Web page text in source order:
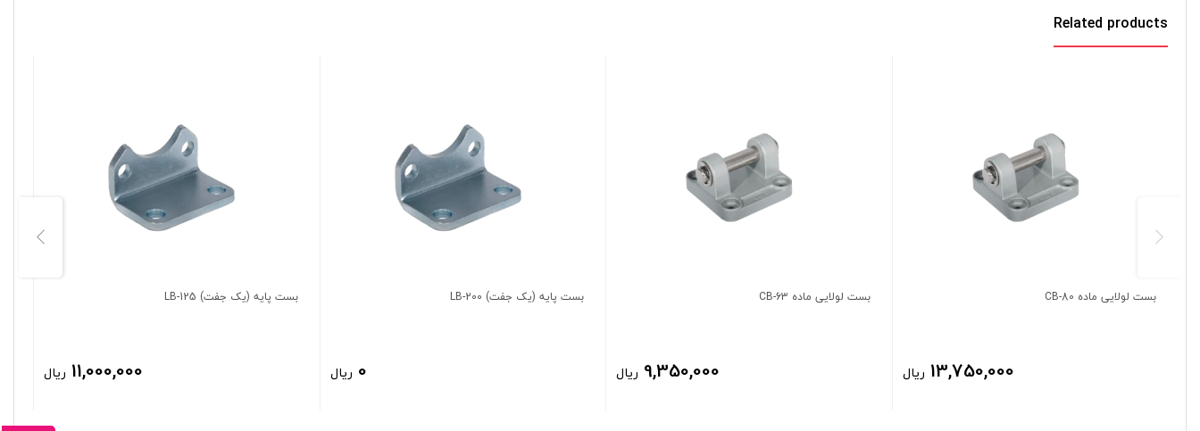
Related products
بست لولایی ماده CB-80
13,750,000 ریال
بست لولایی ماده CB-63
9,350,000 ریال
بست پایه (یک جفت) LB-200
0 ریال
بست پایه (یک جفت) LB-125
11,000,000 ریال